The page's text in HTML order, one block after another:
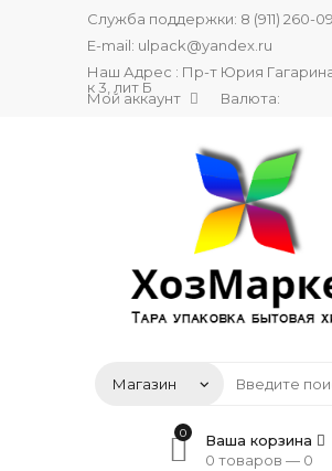
Служба поддержки: 8 (911) 260-
E-mail: ulpack@yandex.ru
Наш Адрес : Пр-т Юрия
к 3, лит Б
Мой аккаунт Валюта:
0
Ваша корзина
0 товаров — 0